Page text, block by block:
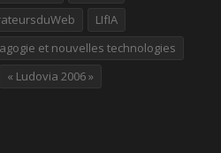
LIfIA
et nouvelles technologies
« Ludovia 2006 »